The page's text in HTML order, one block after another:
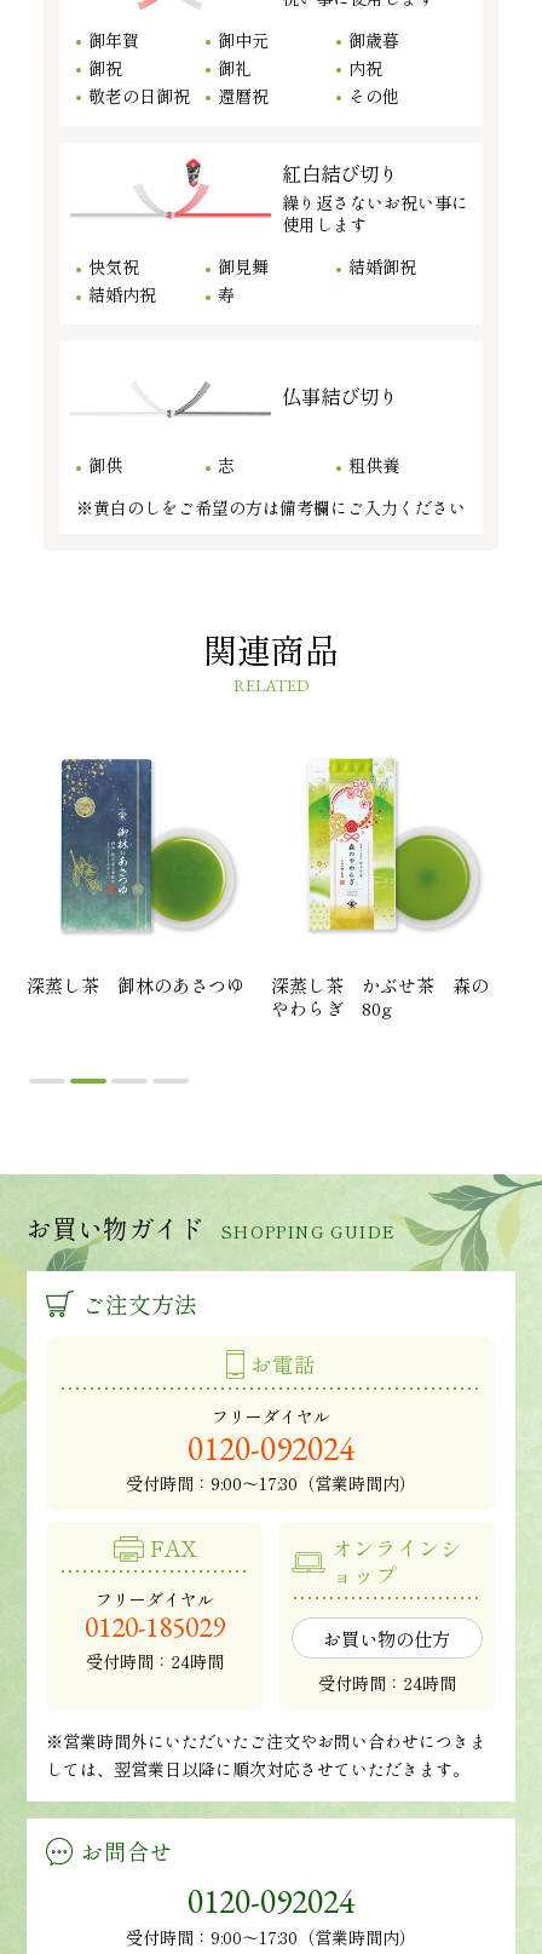
御年賀
御中元
御歳暮
御祝
御礼
内祝
敬老の日御祝
還暦祝 その他
紅白結び切り
繰り返さないお祝い事に
使用します
快気祝
御見舞
結婚御祝
結婚内祝
寿
仏事結び切り
御供 志
粗供養
※黄白のしをご希望の方は備考欄にご入力ください
関連商品
RELATED
深蒸し茶 御林のあさつゆ
深蒸し茶 かぶせ茶 森の
やわらぎ 80g
お買い物ガイド SHOPPING GUIDE
ご注文方法
お電話
フリーダイヤル
0120-092024
受付時間： 9:00～17:30（営業時間内）
FAX
フリーダイヤル
0120-185029
受付時間：24時間
オンラインシ
ョップ
お買い物の仕方
受付時間：24時間
※営業時間外にいただいたご注文やお問い合わせにつきま
しては、翌営業日以降に順次対応させていただきます。
お問合せ
0120-092024
受付時間：9:00～17:30（営業時間内）